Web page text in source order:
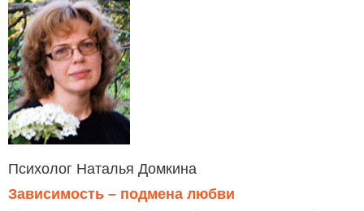
Психолог Наталья Домкина
Зависимость – подмена любви